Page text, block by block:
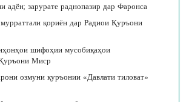
адён; зарурате раднопазир дар Фаронса
қориён дар Радиои Қуръони
шифоҳии мусобиқаҳои
Миср
озмуни қуръонии «Давлати тиловат»